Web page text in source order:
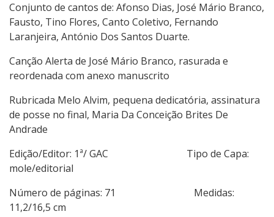
Conjunto de cantos de: Afonso Dias, José Mário Branco,
Fausto, Tino Flores, Canto Coletivo, Fernando
Laranjeira, António Dos Santos Duarte.
Canção Alerta de José Mário Branco, rasurada e
reordenada com anexo manuscrito
Rubricada Melo Alvim, pequena dedicatória, assinatura
de posse no final, Maria Da Conceição Brites De
Andrade
Edição/Editor: 1ª/ GAC Tipo de Capa:
mole/editorial
Número de páginas: 71 Medidas:
11,2/16,5 cm